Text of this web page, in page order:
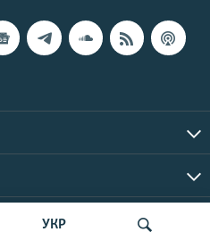
УКР
2026 | Все права защищены.